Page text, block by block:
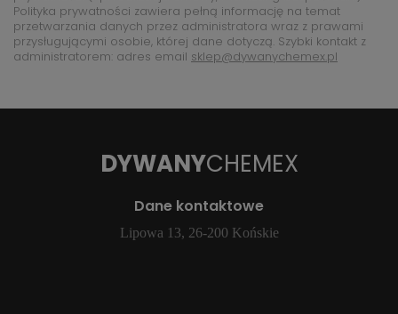
Polityka prywatności zawiera pełną informację na temat
przetwarzania danych przez administratora wraz z prawami
przysługującymi osobie, której dane dotyczą. Szybki kontakt z
administratorem: adres email sklep@dywanychemex.pl
DYWANYCHEMEX
Dane kontaktowe
Lipowa 13, 26-200 Końskie